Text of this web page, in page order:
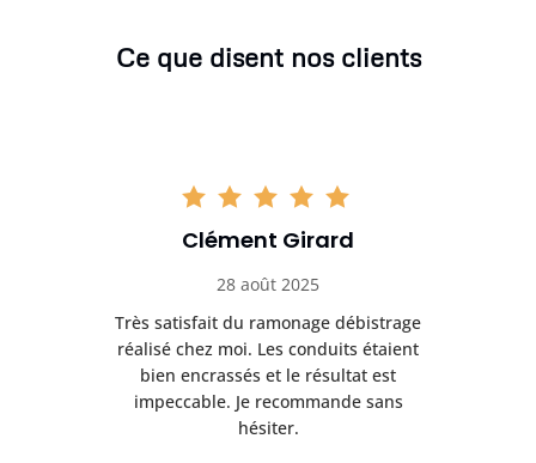
Ce que disent nos clients
Clément Girard
28 août 2025
Très satisfait du ramonage débistrage
réalisé chez moi. Les conduits étaient
bien encrassés et le résultat est
impeccable. Je recommande sans
hésiter.